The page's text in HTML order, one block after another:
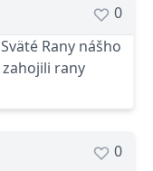
0
Rany nášho
zahojili rany
0